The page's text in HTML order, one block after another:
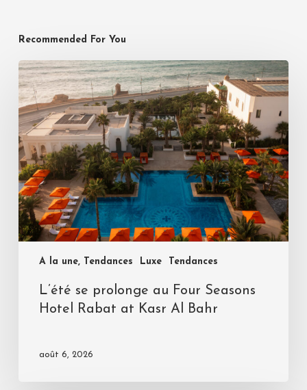
Recommended For You
A la une, Tendances Luxe Tendances
L’été se prolonge au Four Seasons
Hotel Rabat at Kasr Al Bahr
août 6, 2026